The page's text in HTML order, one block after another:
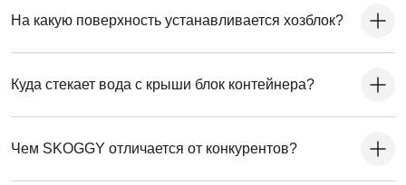
На какую поверхность устанавливается хозблок?
Куда стекает вода с крыши блок контейнера?
Чем SKOGGY отличается от конкурентов?